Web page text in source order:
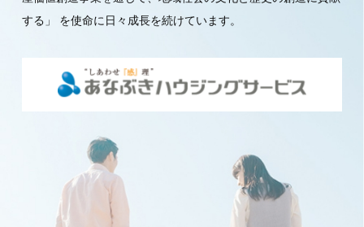
する」
を使命に日々成長を続けています。